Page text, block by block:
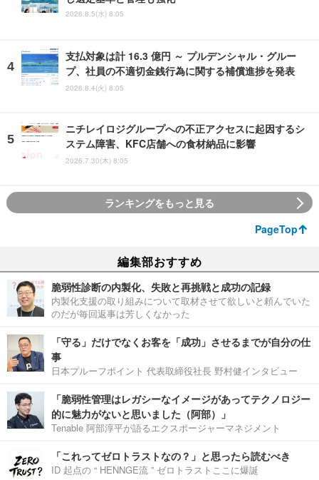
2026.8.5(水) 8:05
支払対象は計 16.3 億円 ～ プルデンシャル・グルー
プ、社員の不適切金銭行為に関する補償進捗を発表
2026.8.4(火) 8:05
ニチレイロジグループへの不正アクセスに起因するシ
ステム障害、KFC店舗への食材納品に影響
2026.7.30(木) 8:05
ランキングをもっと見る
PageTop
編集部おすすめ
脆弱性診断の内製化、失敗と再挑戦と成功の記録
内製化支援の取り組みについて取材させて欲しいと頼んでいた
のだが毎回返事は芳しくなかった
「守る」だけでなくお客を「成功」させるまでが自分の仕
事
日本プルーフポイント 代表取締役社長 野村健インタビュー
「脆弱性管理はレガシーなイメージがあってテクノロジー
的に魅力がないと思いました（阿部）」
Tenable 阿部淳平が語るエクスポージャーマネジメント
「これってゼロトラストなの？」と思ったら読むべき
ID 起点の “ HENNGE流 ” ゼロトラストここに爆誕